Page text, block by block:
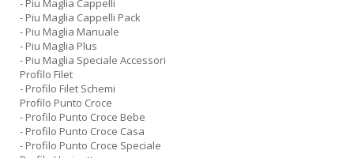
- Piu Maglia Cappelli
- Piu Maglia Cappelli Pack
- Piu Maglia Manuale
- Piu Maglia Plus
- Piu Maglia Speciale Accessori
Profilo Filet
- Profilo Filet Schemi
Profilo Punto Croce
- Profilo Punto Croce Bebe
- Profilo Punto Croce Casa
- Profilo Punto Croce Speciale